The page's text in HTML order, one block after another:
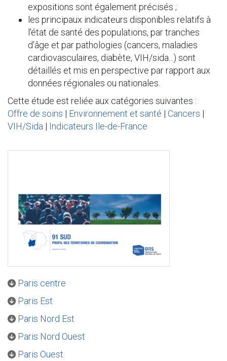
expositions sont également précisés ;
les principaux indicateurs disponibles relatifs à
l'état de santé des populations, par tranches
d'âge et par pathologies (cancers, maladies
cardiovasculaires, diabète, VIH/sida...) sont
détaillés et mis en perspective par rapport aux
données régionales ou nationales.
Cette étude est reliée aux catégories suivantes :
Offre de soins | Environnement et santé | Cancers |
VIH/Sida | Indicateurs Ile-de-France
Paris centre
Paris Est
Paris Nord Est
Paris Nord Ouest
Paris Ouest